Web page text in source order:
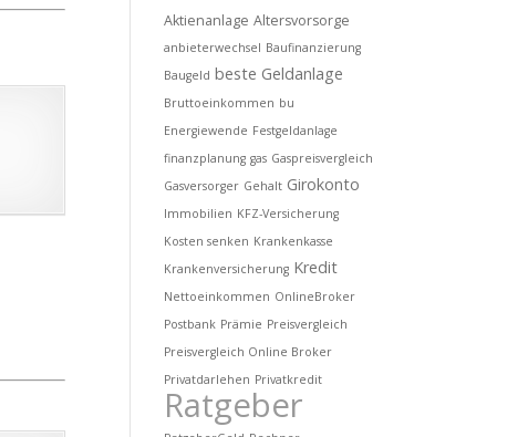
Aktienanlage Altersvorsorge
anbieterwechsel Baufinanzierung
Baugeld beste Geldanlage
Bruttoeinkommen bu
Energiewende Festgeldanlage
finanzplanung gas Gaspreisvergleich
Gasversorger Gehalt Girokonto
Immobilien KFZ-Versicherung
Kosten senken Krankenkasse
Krankenversicherung Kredit
Nettoeinkommen OnlineBroker
Postbank Prämie Preisvergleich
Preisvergleich Online Broker
Privatdarlehen Privatkredit
Ratgeber